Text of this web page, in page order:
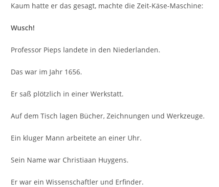
Kaum hatte er das gesagt, machte die Zeit-Käse-Maschine:
Wusch!
Professor Pieps landete in den Niederlanden.
Das war im Jahr 1656.
Er saß plötzlich in einer Werkstatt.
Auf dem Tisch lagen Bücher, Zeichnungen und Werkzeuge.
Ein kluger Mann arbeitete an einer Uhr.
Sein Name war Christiaan Huygens.
Er war ein Wissenschaftler und Erfinder.